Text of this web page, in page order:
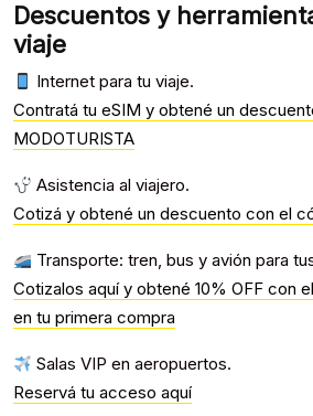
Descuentos y
viaje
Internet para tu viaje.
Contratá tu eSIM y obtené un
MODOTURISTA
Asistencia al viajero.
Cotizá y obtené un descuento con el
Transporte: tren, bus y avión para
Cotizalos aquí y obtené 10% OFF con
en tu primera compra
Salas VIP en aeropuertos.
Reservá tu acceso aquí